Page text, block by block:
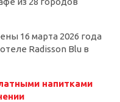
16 марта 2026 года
Radisson Blu в
напитками